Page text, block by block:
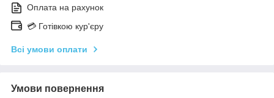
Оплата на рахунок
💳 Готівкою кур'єру
Всі умови оплати
Умови повернення